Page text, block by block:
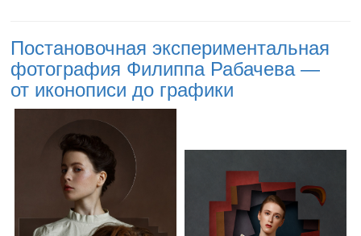
Постановочная экспериментальная
фотография Филиппа Рабачева —
от иконописи до графики